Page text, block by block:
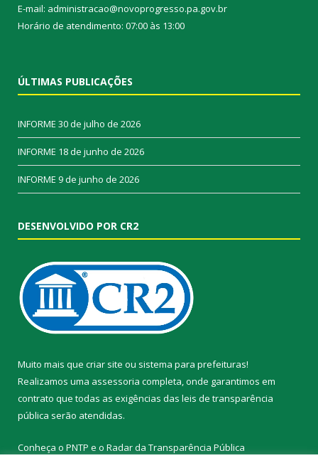
E-mail: administracao@novoprogresso.pa.gov.br
Horário de atendimento: 07:00 às 13:00
ÚLTIMAS PUBLICAÇÕES
INFORME 30 de julho de 2026
INFORME 18 de junho de 2026
INFORME 9 de junho de 2026
DESENVOLVIDO POR CR2
Muito mais que criar site ou sistema para prefeituras!
Realizamos uma assessoria completa, onde garantimos em
contrato que todas as exigências das leis de transparência
pública serão atendidas.
Conheça o PNTP e o Radar da Transparência Pública